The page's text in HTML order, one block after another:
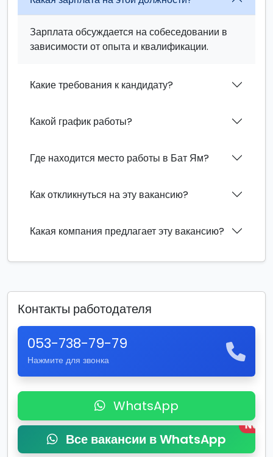
Зарплата обсуждается на собеседовании в
зависимости от опыта и квалификации.
Какие требования к кандидату?
Какой график работы?
Где находится место работы в Бат Ям?
Как откликнуться на эту вакансию?
Какая компания предлагает эту вакансию?
Контакты работодателя
053-738-79-79
Нажмите для звонка
WhatsApp
Все вакансии в WhatsApp
New